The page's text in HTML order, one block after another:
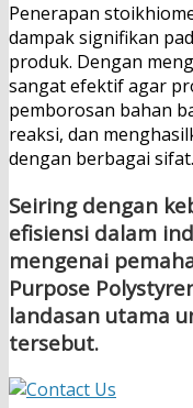
Penerapan
dampak signifikan
produk. Dengan
sangat efektif agar
pemborosan bahan
reaksi, dan
dengan berbagai sifat.
Seiring dengan
efisiensi dalam
mengenai
Purpose
landasan utama
tersebut.